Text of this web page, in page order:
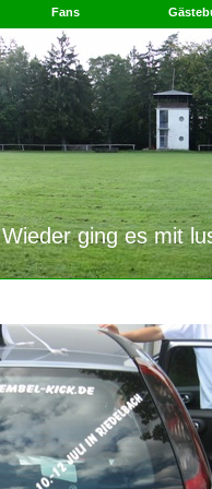
Wieder ging es mit
Fans